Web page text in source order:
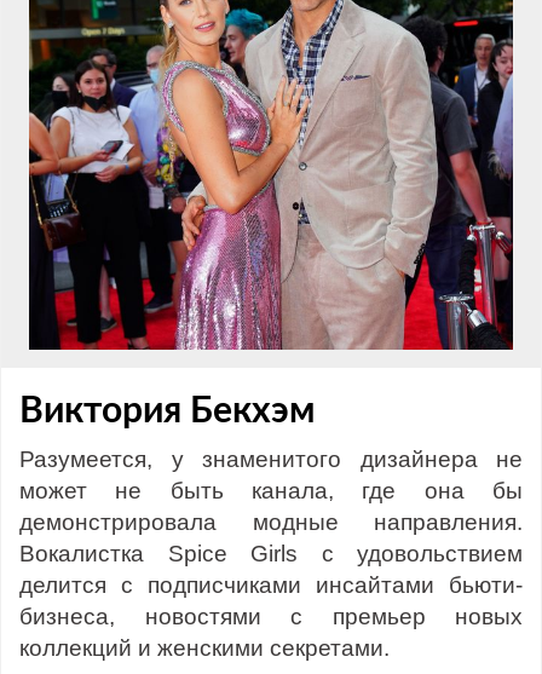
Виктория Бекхэм
Разумеется, у знаменитого дизайнера не
может не быть канала, где она бы
демонстрировала модные направления.
Вокалистка Spice Girls с удовольствием
делится с подписчиками инсайтами бьюти-
бизнеса, новостями с премьер новых
коллекций и женскими секретами.